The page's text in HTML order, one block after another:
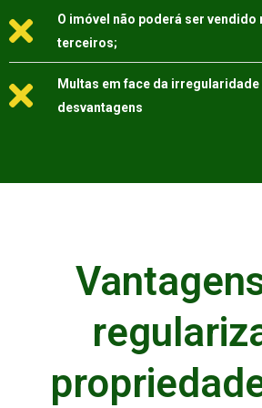
O imóvel não poderá ser
terceiros;
Multas em face da
desvantagens